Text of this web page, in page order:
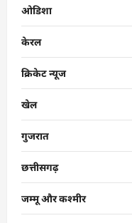
ओडिशा
केरल
क्रिकेट न्यूज
खेल
गुजरात
छत्तीसगढ़
जम्मू और कश्मीर